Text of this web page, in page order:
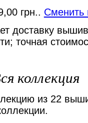
грн.. Сменить
доставку
точная
коллекция
из 22